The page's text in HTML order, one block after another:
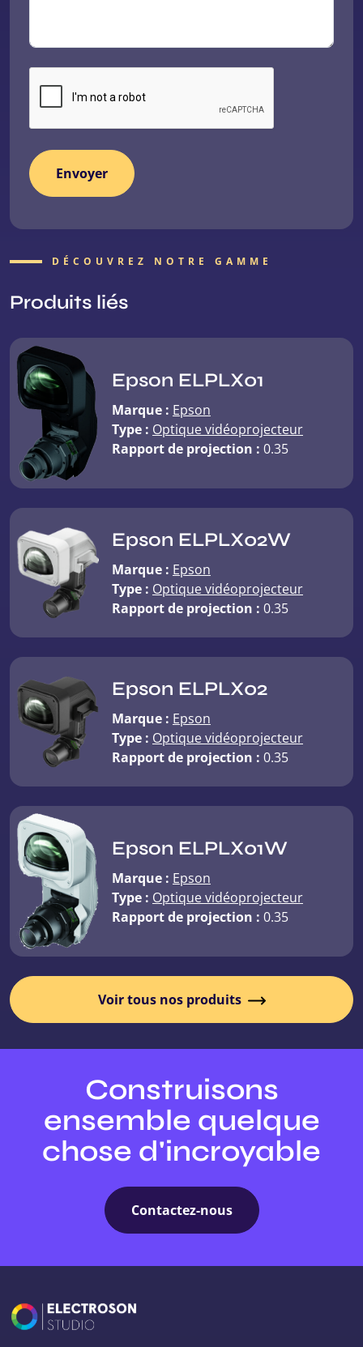
DÉCOUVREZ NOTRE GAMME
Produits liés
Epson ELPLX01
Marque : Epson
Type : Optique vidéoprojecteur
Rapport de projection : 0.35
Epson ELPLX02W
Marque : Epson
Type : Optique vidéoprojecteur
Rapport de projection : 0.35
Epson ELPLX02
Marque : Epson
Type : Optique vidéoprojecteur
Rapport de projection : 0.35
Epson ELPLX01W
Marque : Epson
Type : Optique vidéoprojecteur
Rapport de projection : 0.35
Voir tous nos produits
Construisons
ensemble quelque
chose d'incroyable
Contactez-nous